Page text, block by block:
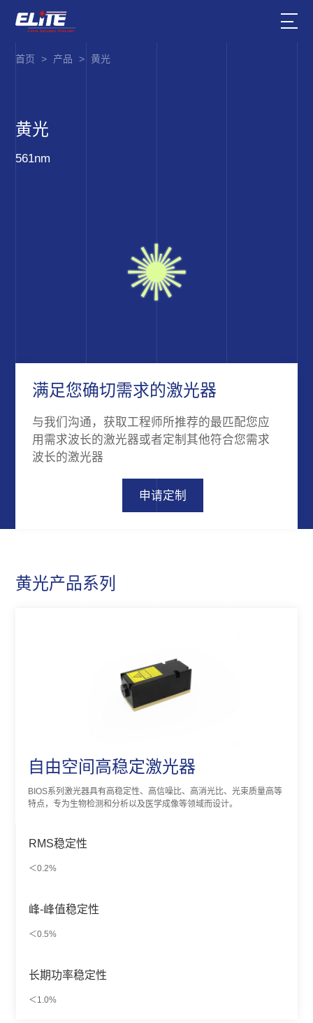
首页 > 产品 > 黄光
黄光
561nm
满足您确切需求的激光器
与我们沟通，获取工程师所推荐的最匹配您应
用需求波长的激光器或者定制其他符合您需求
波长的激光器
申请定制
黄光产品系列
自由空间高稳定激光器
BIOS系列激光器具有高稳定性、高信噪比、高消光比、光束质量高等
特点，专为生物检测和分析以及医学成像等领域而设计。
RMS稳定性
＜0.2%
峰-峰值稳定性
＜0.5%
长期功率稳定性
＜1.0%